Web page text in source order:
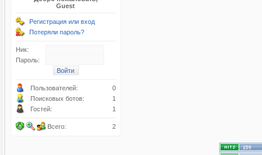
Guest
Регистрация или вход
Потеряли пароль?
Ник:
Пароль:
Пользователей:
0
Поисковых ботов:
1
Гостей:
1
Всего: 2